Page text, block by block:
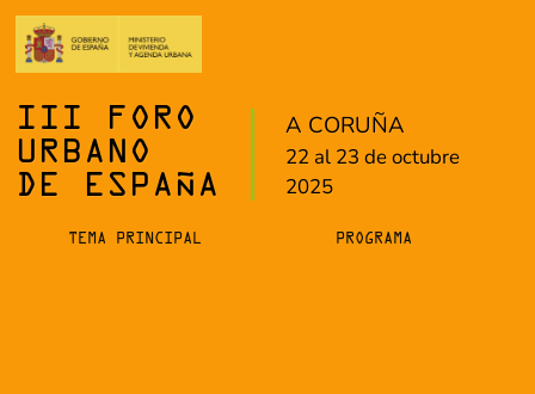
III FORO
URBANO
DE ESPAÑA
A CORUÑA
22 al 23 de octubre
2025
TEMA PRINCIPAL PROGRAMA